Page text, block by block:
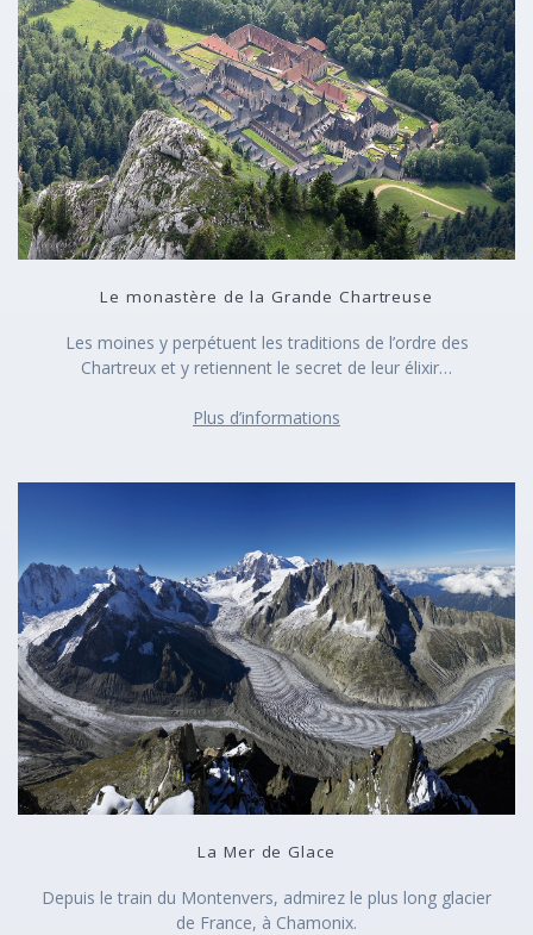
Le monastère de la Grande Chartreuse
Les moines y perpétuent les traditions de l’ordre des
Chartreux et y retiennent le secret de leur élixir…
Plus d’informations
La Mer de Glace
Depuis le train du Montenvers, admirez le plus long glacier
de France, à Chamonix.